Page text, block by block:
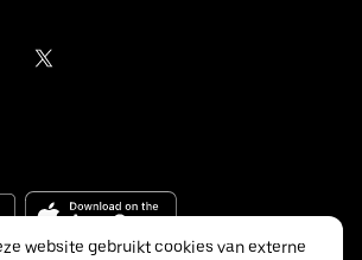
website gebruikt cookies van externe